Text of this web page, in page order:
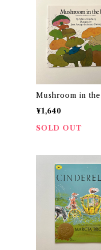
Mushroom in the
¥1,640
SOLD OUT